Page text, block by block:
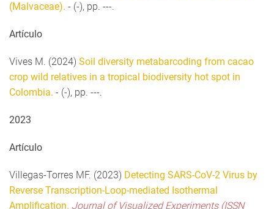
(Malvaceae). - (-), pp. ---.
Artículo
Vives M. (2024) Soil diversity metabarcoding from cacao
crop wild relatives in a tropical biodiversity hot spot in
Colombia. - (-), pp. ---.
2023
Artículo
Villegas-Torres MF. (2023) Detecting SARS-CoV-2 Virus by
Reverse Transcription-Loop-mediated Isothermal
Amplification. Journal of Visualized Experiments (ISSN